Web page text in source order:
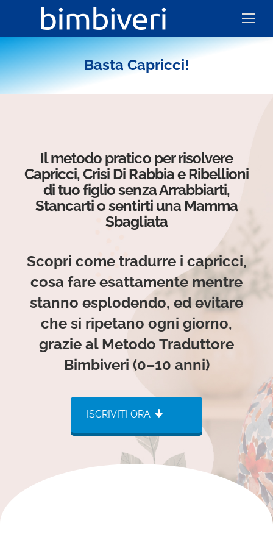
Basta Capricci!
Il metodo pratico per risolvere
Capricci, Crisi Di Rabbia e Ribellioni
di tuo figlio senza Arrabbiarti,
Stancarti o sentirti una Mamma
Sbagliata
Scopri come tradurre i capricci,
cosa fare esattamente mentre
stanno esplodendo, ed evitare
che si ripetano ogni giorno,
grazie al Metodo Traduttore
Bimbiveri (0–10 anni)
ISCRIVITI ORA